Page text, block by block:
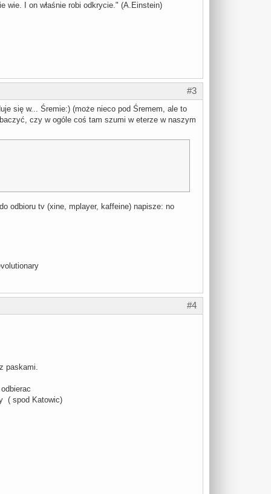
wie. I on właśnie robi odkrycie." (A.Einstein)
#3
się w... Śremie:) (może nieco pod Śremem, ale to
czy w ogóle coś tam szumi w eterze w naszym
odbioru tv (xine, mplayer, kaffeine) napisze: no
#4
paskami.
( spod Katowic)